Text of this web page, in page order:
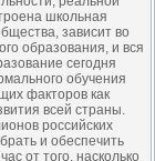
школьная
зависит во
образования, и вся
сегодня
обучения
факторов как
всей страны.
российских
и обеспечить
от того, насколько